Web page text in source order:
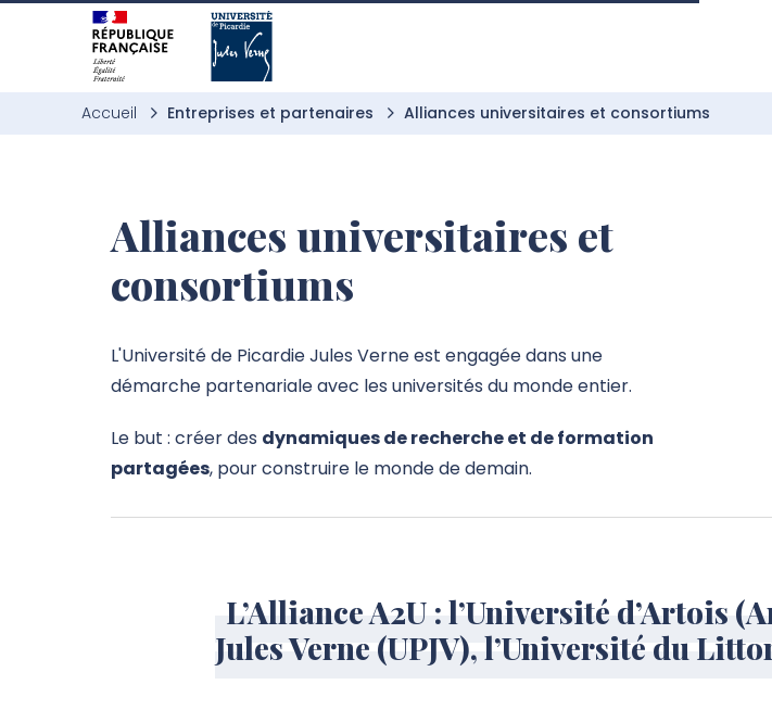
Aller à l’entête de page
Aller au menu principale
Aller au contenu principal
Aller à la recherche
Passer aux cookies
Aller au pied de page
Accueil Entreprises et partenaires Alliances universitaires et consortiums
Alliances universitaires et
consortiums
L'Université de Picardie Jules Verne est engagée dans une
démarche partenariale avec les universités du monde entier.
Le but : créer des dynamiques de recherche et de formation
partagées, pour construire le monde de demain.
L’Alliance A2U : l’Université d’Artois
Jules Verne (UPJV), l’Université du